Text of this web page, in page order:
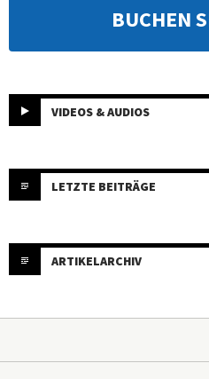
BUCHEN
VIDEOS & AUDIOS
LETZTE BEITRÄGE
ARTIKELARCHIV